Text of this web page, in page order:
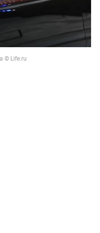
© Life.ru